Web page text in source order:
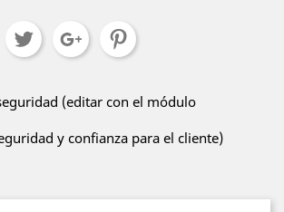
(editar con el módulo
y confianza para el cliente)